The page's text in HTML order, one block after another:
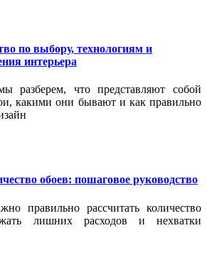
по выбору, технологиям и
интерьера
разберем, что представляют собой
какими они бывают и как правильно
обоев: пошаговое руководство
правильно рассчитать количество
лишних расходов и нехватки